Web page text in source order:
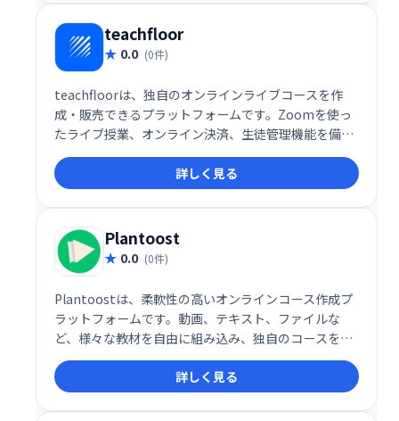
teachfloor
0.0 (0件)
teachfloorは、独自のオンラインライブコースを作
成・販売できるプラットフォームです。Zoomを使っ
たライブ授業、オンライン決済、生徒管理機能を備
え、手軽にオンライン講座を始められます。ブランド
を活かしたコース展開で、生徒獲得とビジネス拡大を
サポートします。
詳しく見る
Plantoost
0.0 (0件)
Plantoostは、柔軟性の高いオンラインコース作成プ
ラットフォームです。動画、テキスト、ファイルな
ど、様々な教材を自由に組み込み、独自のコースを設
計できます。価格設定やコンテンツ配信も自由にカス
タマイズ可能。生徒には、Q&A、クイズ、進捗レポー
ト、修了証書を提供し、効果的な学習を支援します。
詳しく見る